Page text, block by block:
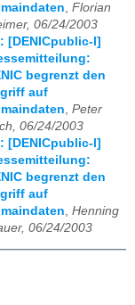
, Florian
06/24/2003
[DENICpublic-l]
begrenzt den
auf
, Peter
06/24/2003
[DENICpublic-l]
begrenzt den
auf
, Henning
06/24/2003